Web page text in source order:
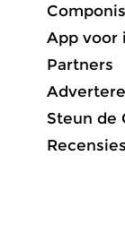
App voor
Partners
Steun de
Recensies